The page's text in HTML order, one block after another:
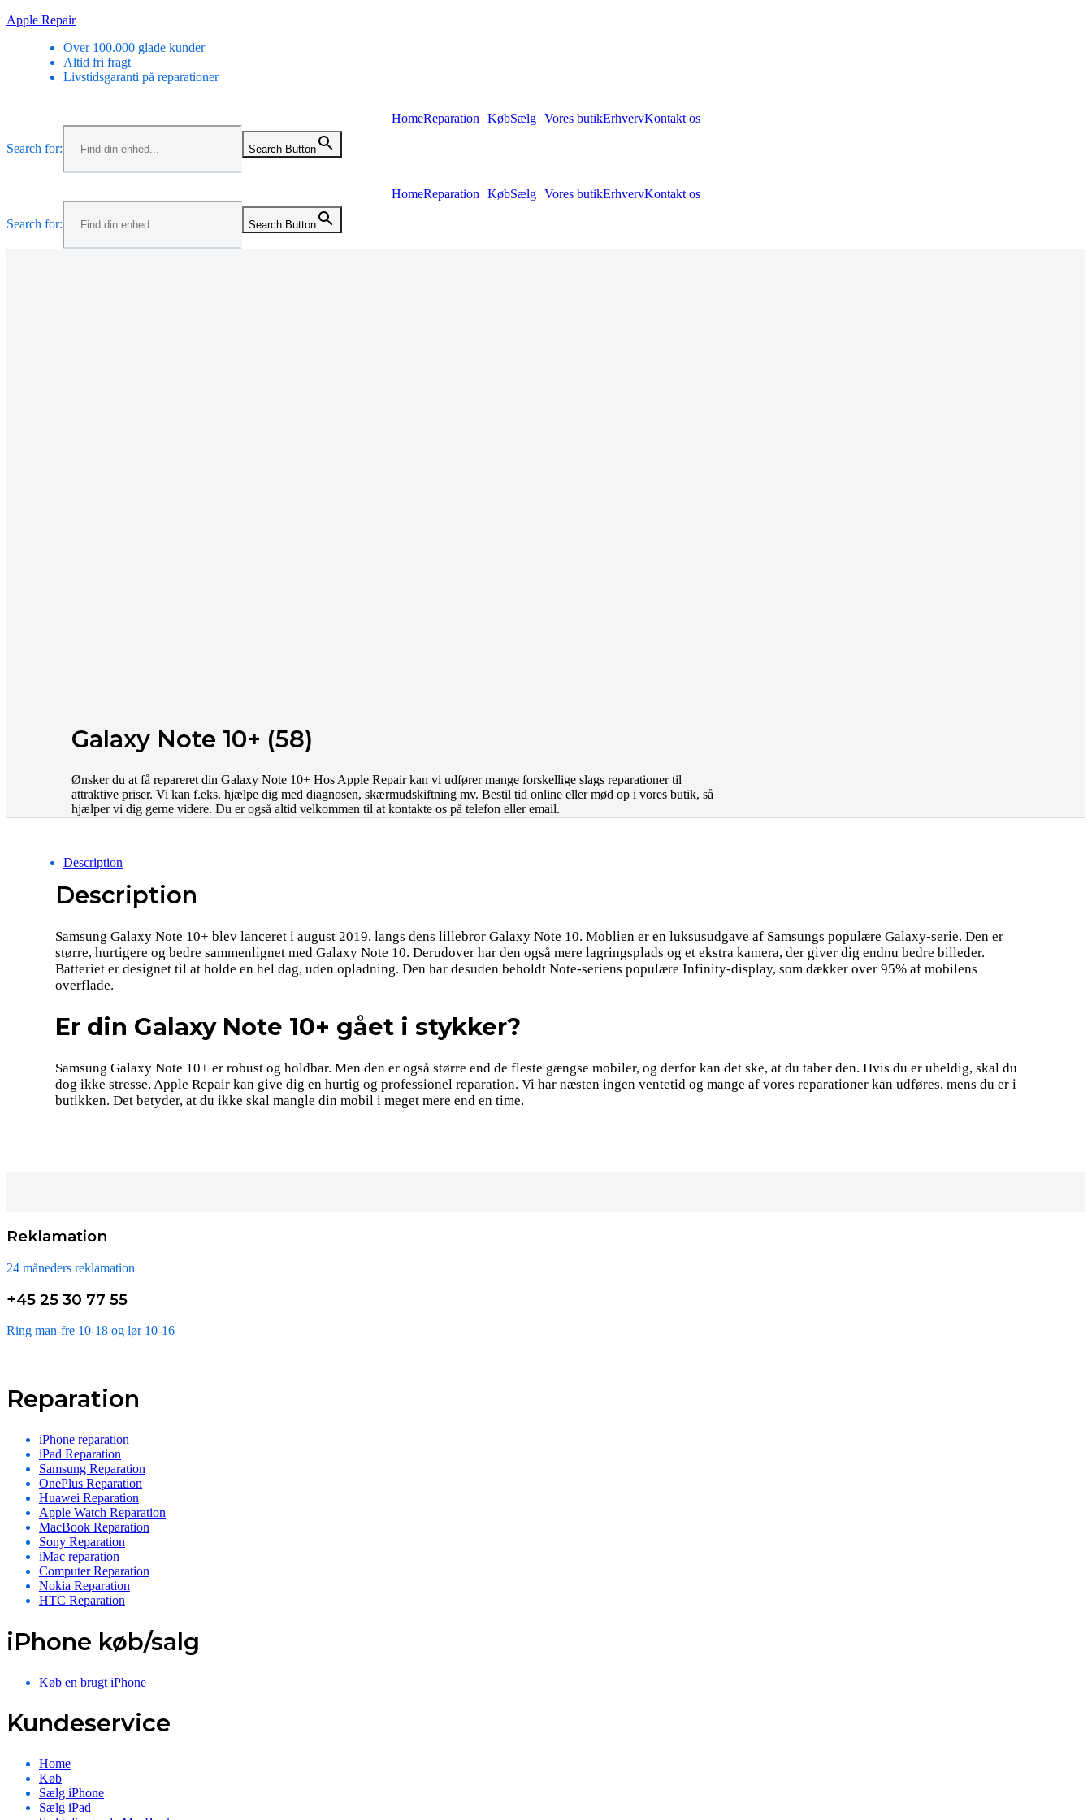
Skip
Apple Repair
Over 100.000 glade kunder
Altid fri fragt
Livstidsgaranti på reparationer
HomeReparation KøbSælg Vores butikErhvervKontakt os
Search for: Search Button
HomeReparation KøbSælg Vores butikErhvervKontakt os
Search for: Search Button
Galaxy Note 10+ (58)
Ønsker du at få repareret din Galaxy Note 10+ Hos Apple Repair kan vi udfører mange forskellige slags reparationer til
attraktive priser. Vi kan f.eks. hjælpe dig med diagnosen, skærmudskiftning mv. Bestil tid online eller mød op i vores butik, så
hjælper vi dig gerne videre. Du er også altid velkommen til at kontakte os på telefon eller email.
Description
Description
Samsung Galaxy Note 10+ blev lanceret i august 2019, langs dens lillebror Galaxy Note 10. Moblien er en luksusudgave af Samsungs populære Galaxy-serie. Den er
større, hurtigere og bedre sammenlignet med Galaxy Note 10. Derudover har den også mere lagringsplads og et ekstra kamera, der giver dig endnu bedre billeder.
Batteriet er designet til at holde en hel dag, uden opladning. Den har desuden beholdt Note-seriens populære Infinity-display, som dækker over 95% af mobilens
overflade.
Er din Galaxy Note 10+ gået i stykker?
Samsung Galaxy Note 10+ er robust og holdbar. Men den er også større end de fleste gængse mobiler, og derfor kan det ske, at du taber den. Hvis du er uheldig, skal du
dog ikke stresse. Apple Repair kan give dig en hurtig og professionel reparation. Vi har næsten ingen ventetid og mange af vores reparationer kan udføres, mens du er i
butikken. Det betyder, at du ikke skal mangle din mobil i meget mere end en time.
Reklamation
24 måneders reklamation
+45 25 30 77 55
Ring man-fre 10-18 og lør 10-16
Reparation
iPhone reparation
iPad Reparation
Samsung Reparation
OnePlus Reparation
Huawei Reparation
Apple Watch Reparation
MacBook Reparation
Sony Reparation
iMac reparation
Computer Reparation
Nokia Reparation
HTC Reparation
iPhone køb/salg
Køb en brugt iPhone
Kundeservice
Home
Køb
Sælg iPhone
Sælg iPad